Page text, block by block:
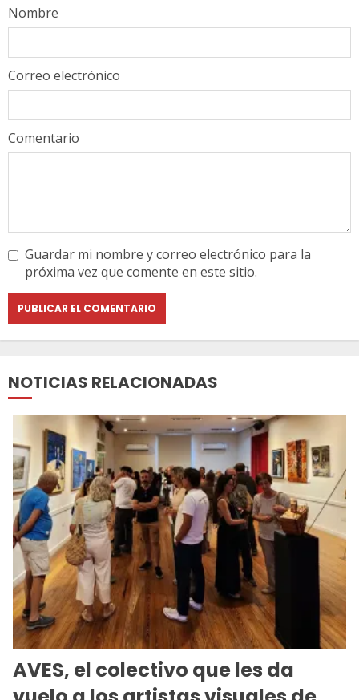
Comentario
Nombre
Correo electrónico
Guardar mi nombre y correo electrónico para la
próxima vez que comente en este sitio.
NOTICIAS RELACIONADAS
AVES, el colectivo que les da